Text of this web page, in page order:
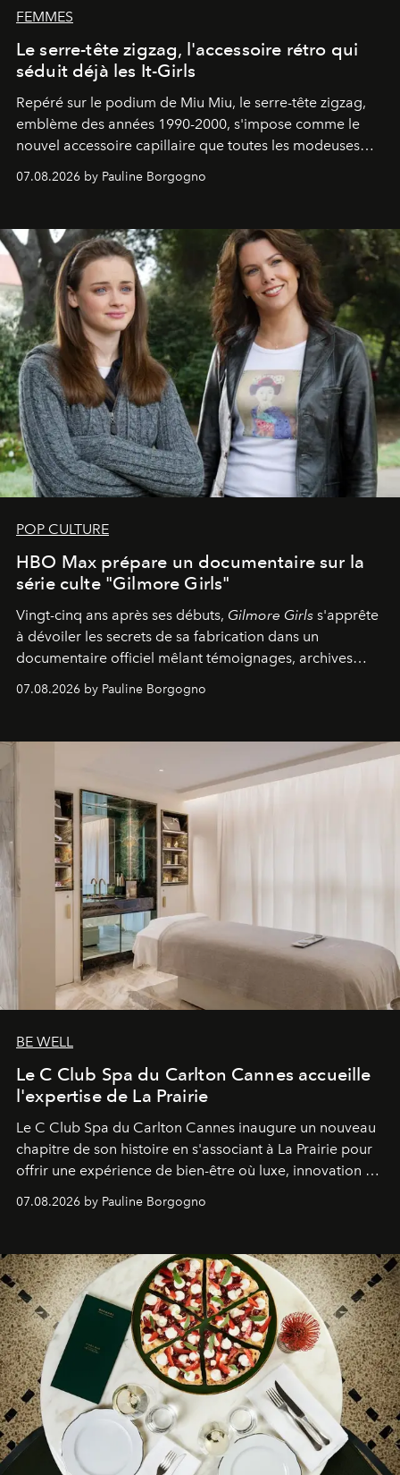
FEMMES
Le serre-tête zigzag, l'accessoire rétro qui
séduit déjà les It-Girls
Repéré sur le podium de Miu Miu, le serre-tête zigzag,
emblème des années 1990-2000, s'impose comme le
nouvel accessoire capillaire que toutes les modeuses
s'arrachent déjà.
07.08.2026 by Pauline Borgogno
POP CULTURE
HBO Max prépare un documentaire sur la
série culte "Gilmore Girls"
Vingt-cinq ans après ses débuts, Gilmore Girls s'apprête
à dévoiler les secrets de sa fabrication dans un
documentaire officiel mêlant témoignages, archives
inédites et plongée dans les coulisses d'un phénomène
générationnel.
07.08.2026 by Pauline Borgogno
BE WELL
Le C Club Spa du Carlton Cannes accueille
l'expertise de La Prairie
Le C Club Spa du Carlton Cannes inaugure un nouveau
chapitre de son histoire en s'associant à La Prairie pour
offrir une expérience de bien-être où luxe, innovation et
expertise se rencontrent.
07.08.2026 by Pauline Borgogno